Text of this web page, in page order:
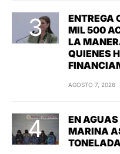
ENTREGA
MIL 500
LA
QUIENES
AGOSTO 7, 2026
EN AGUAS
MARINA